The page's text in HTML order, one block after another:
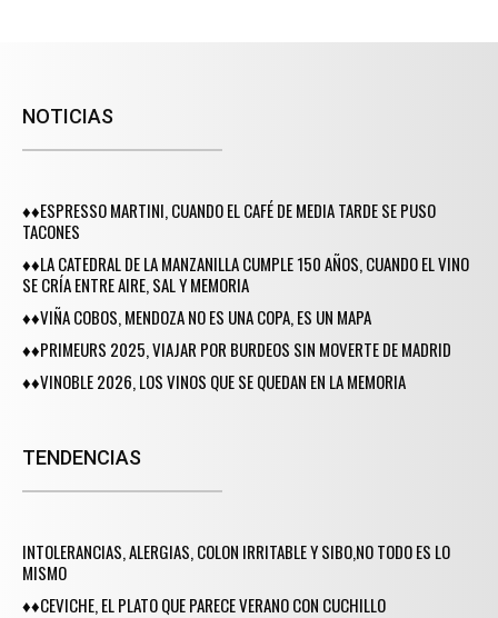
NOTICIAS
♦♦ESPRESSO MARTINI, CUANDO EL CAFÉ DE MEDIA TARDE SE PUSO
TACONES
♦♦LA CATEDRAL DE LA MANZANILLA CUMPLE 150 AÑOS, CUANDO EL VINO
SE CRÍA ENTRE AIRE, SAL Y MEMORIA
♦♦VIÑA COBOS, MENDOZA NO ES UNA COPA, ES UN MAPA
♦♦PRIMEURS 2025, VIAJAR POR BURDEOS SIN MOVERTE DE MADRID
♦♦VINOBLE 2026, LOS VINOS QUE SE QUEDAN EN LA MEMORIA
TENDENCIAS
INTOLERANCIAS, ALERGIAS, COLON IRRITABLE Y SIBO,NO TODO ES LO
MISMO
♦♦CEVICHE, EL PLATO QUE PARECE VERANO CON CUCHILLO